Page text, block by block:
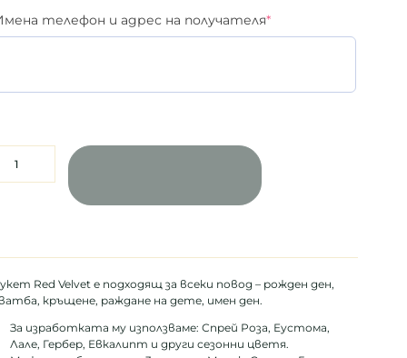
телефон и адрес на получателя*
Red Velvet е подходящ за всеки повод – рожден ден,
кръщене, раждане на дете, имен ден.
За изработката му използваме: Спрей Роза, Еустома,
Лале, Гербер, Евкалипт и други сезонни цветя.